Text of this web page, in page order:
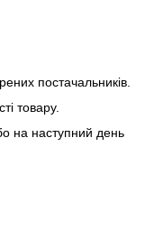
постачальників.
товару.
на наступний день